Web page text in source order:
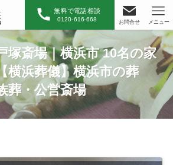
無料で電話相談
0120-616-668 お問合せ メニュー
塚斎場｜横浜市 10名の家
横浜葬儀】横浜市の葬
葬・公営斎場